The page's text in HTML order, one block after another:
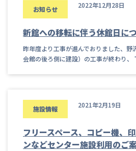
お知らせ 2022年12月28日
新館への移転に伴う休館日に
昨年度より工事が進んでおりました、野
会館の後ろ側に建設）の工事が終わり
施設情報 2021年2月19日
フリースペース、コピー機、
ンなどセンター施設利用のご